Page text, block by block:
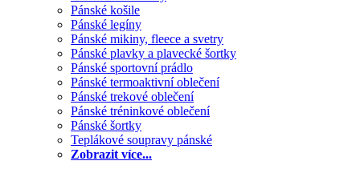
Pánské košile
Pánské legíny
Pánské mikiny, fleece a svetry
Pánské plavky a plavecké šortky
Pánské sportovní prádlo
Pánské termoaktivní oblečení
Pánské trekové oblečení
Pánské tréninkové oblečení
Pánské šortky
Teplákové soupravy pánské
Zobrazit více...